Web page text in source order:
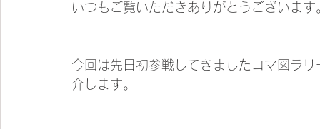
いつもご覧いただきありがとうございます
今回は先日初参戦してきましたコマ図ラ
介します。